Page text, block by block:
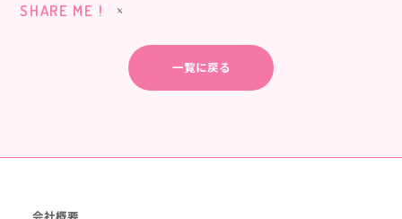
SHARE ME !
一覧に戻る